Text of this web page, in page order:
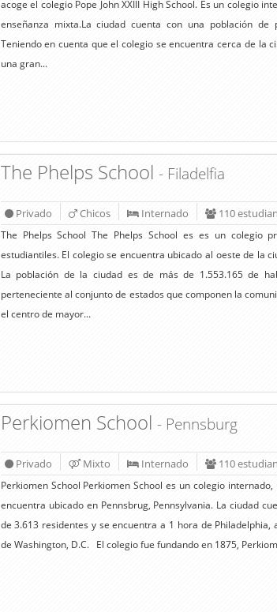
acoge el colegio Pope John XXIII High School. Es un colegio
enseñanza mixta.La ciudad cuenta con una población de
Teniendo en cuenta que el colegio se encuentra cerca de la
una gran...
The Phelps School - Filadelfia
Privado Chicos Internado 110
The Phelps School The Phelps School es es un colegio
estudiantiles. El colegio se encuentra ubicado al oeste de la
La población de la ciudad es de más de 1.553.165 de
perteneciente al conjunto de estados que componen la
el centro de mayor...
Perkiomen School - Pennsburg
Privado Mixto Internado 110
Perkiomen School Perkiomen School es un colegio
encuentra ubicado en Pennsbrug, Pennsylvania. La ciudad
de 3.613 residentes y se encuentra a 1 hora de Philadelphia,
de Washington, D.C. El colegio fue fundando en 1875,